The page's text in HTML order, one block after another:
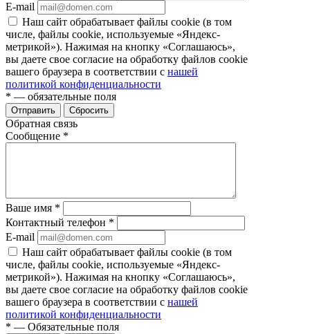
E-mail
Наш сайт обрабатывает файлы cookie (в том
числе, файлы cookie, используемые «Яндекс-
метрикой»). Нажимая на кнопку «Соглашаюсь»,
вы даете свое согласие на обработку файлов cookie
вашего браузера в соответствии с нашей
политикой конфиденциальности
* — обязательные поля
Отправить Сбросить
Обратная связь
Сообщение *
Ваше имя *
Контактный телефон *
E-mail
Наш сайт обрабатывает файлы cookie (в том
числе, файлы cookie, используемые «Яндекс-
метрикой»). Нажимая на кнопку «Соглашаюсь»,
вы даете свое согласие на обработку файлов cookie
вашего браузера в соответствии с нашей
политикой конфиденциальности
* — Обязательные поля